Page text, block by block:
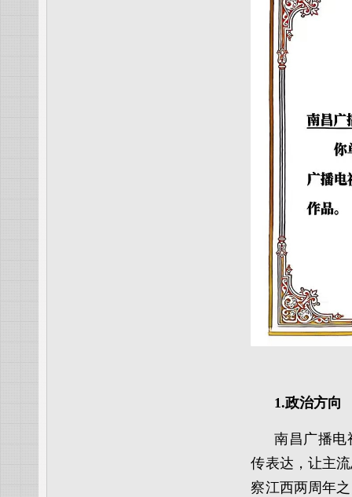
1.政治方向
南昌广播电
传表达，让主
察江西两周年